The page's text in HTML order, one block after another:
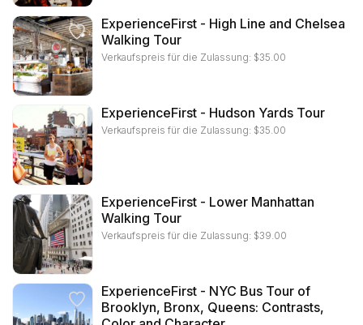
ExperienceFirst - High Line and Chelsea
Walking Tour
Verkaufspreis für die Zulassung: $35.00
ExperienceFirst - Hudson Yards Tour
Verkaufspreis für die Zulassung: $35.00
ExperienceFirst - Lower Manhattan
Walking Tour
Verkaufspreis für die Zulassung: $39.00
ExperienceFirst - NYC Bus Tour of
Brooklyn, Bronx, Queens: Contrasts,